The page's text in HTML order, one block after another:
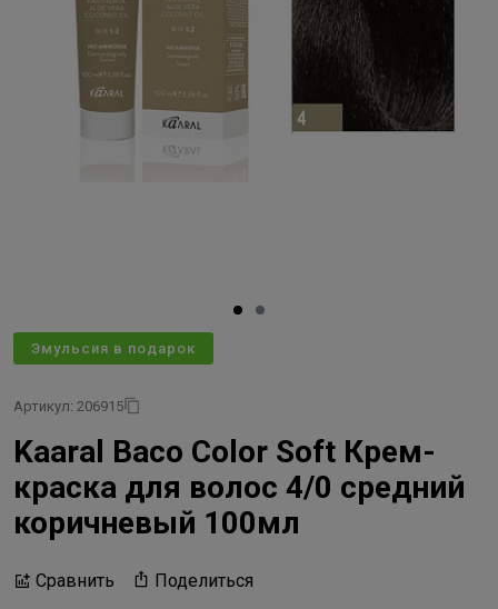
Эмульсия в подарок
Артикул: 206915
Kaaral Baco Color Soft Крем-
краска для волос 4/0 средний
коричневый 100мл
Сравнить Поделиться